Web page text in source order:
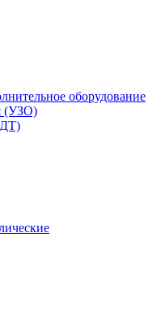
оборудование
(УЗО)